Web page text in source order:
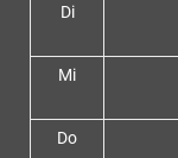
Di
Mi
Do